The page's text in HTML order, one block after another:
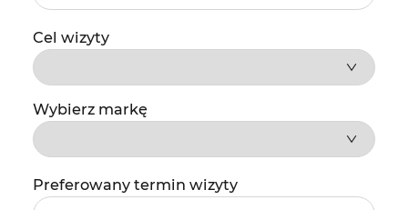
Cel wizyty
Wybierz markę
Preferowany termin wizyty